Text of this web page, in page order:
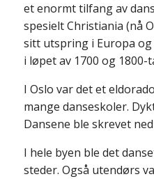
et enormt tilfang av
spesielt Christiania (nå
sitt utspring i Europa
i løpet av 1700 og 1800-
I Oslo var det et
mange danseskoler.
Dansene ble skrevet
I hele byen ble det
steder. Også utendørs